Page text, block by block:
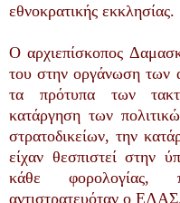
εθνοκρατικής εκκλησίας.
Ο αρχιεπίσκοπος
του στην οργάνωση των
τα πρότυπα των
κατάργηση των
στρατοδικείων, την
είχαν θεσπιστεί
κάθε φορολογίας,
αντιστρατευόταν ο